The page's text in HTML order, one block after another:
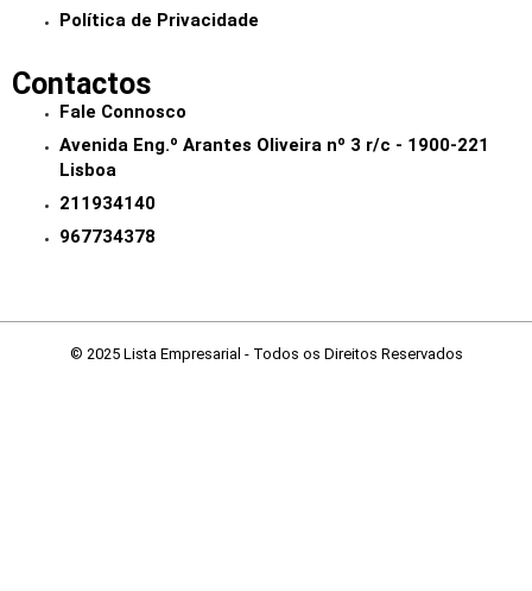
Política de Privacidade
Contactos
Fale Connosco
Avenida Eng.º Arantes Oliveira nº 3 r/c - 1900-221
Lisboa
211934140
967734378
© 2025 Lista Empresarial - Todos os Direitos Reservados